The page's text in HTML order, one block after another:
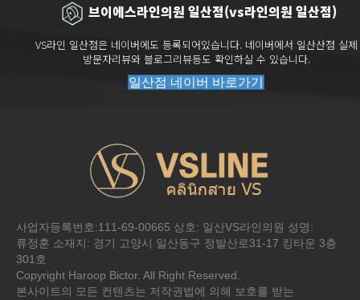
전화문의 카톡상담 네이버톡톡 시술 이벤트
브이에스라인의원 일산점(vs라인의원 일산점)
VS라인 일산점은 네이버에도 등록되어있습니다. 네이버에서 일산산점 실제
방문자리뷰와 블로그리뷰등도 확인하실 수 있습니다.
일산점 네이버 바로가기
사업자등록번호:111-69-00665 상호: 일산VS라인의원 성명:
류정훈 소재지: 경기 고양시 일산동구 정발산로31-17 킹타운 3층
301호
Copyright Haroop Bictor. All Right Reserved.
본사이트의 모든 컨텐츠는 저작권법에 의해 보호를 받는